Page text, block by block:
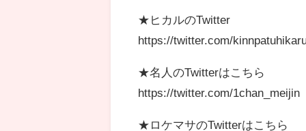
★ヒカルのTwitter
https://twitter.com/
★名人のTwitterはこちら
https://twitter.com/1chan_meijin
★ロケマサのTwitterはこちら